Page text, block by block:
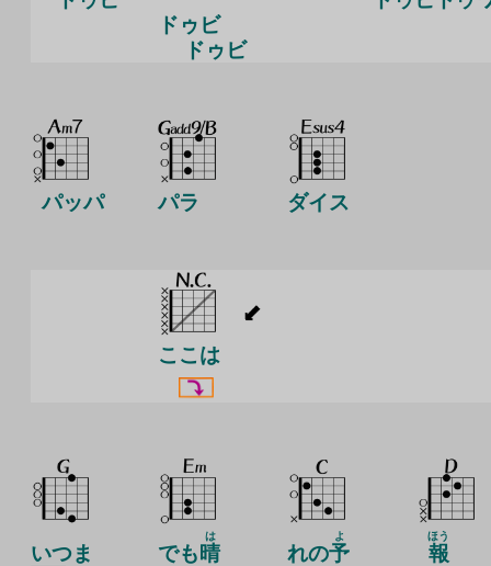
ドゥビ
ドゥビ
パッパ パラ ダイス
ここは
いつま でも 晴
は
れの予
よ
報
ほう